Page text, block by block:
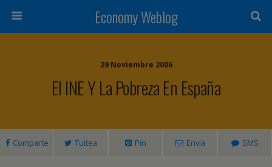
Economy Weblog
29 Noviembre 2006
El INE Y La Pobreza En España
Comparte Tuitea Pin Envía SMS